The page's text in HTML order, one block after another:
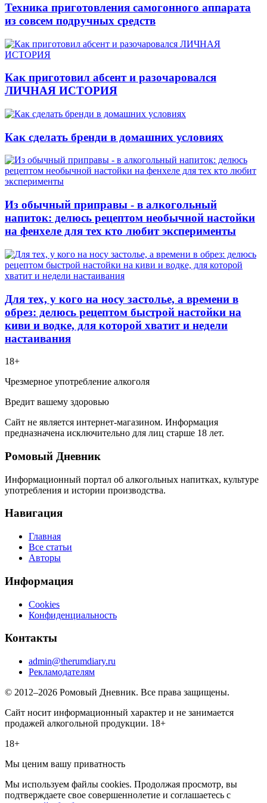
Техника приготовления самогонного аппарата
из совсем подручных средств
Как приготовил абсент и разочаровался
ЛИЧНАЯ ИСТОРИЯ
Как сделать бренди в домашних условиях
Из обычный приправы - в алкогольный
напиток: делюсь рецептом необычной настойки
на фенхеле для тех кто любит эксперименты
Для тех, у кого на носу застолье, а времени в
обрез: делюсь рецептом быстрой настойки на
киви и водке, для которой хватит и недели
настаивания
18+
Чрезмерное употребление алкоголя
Вредит вашему здоровью
Сайт не является интернет-магазином. Информация
предназначена исключительно для лиц старше 18 лет.
Ромовый Дневник
Информационный портал об алкогольных напитках, культуре
употребления и истории производства.
Навигация
Главная
Все статьи
Авторы
Информация
Cookies
Конфиденциальность
Контакты
admin@therumdiary.ru
Рекламодателям
© 2012–2026 Ромовый Дневник. Все права защищены.
Сайт носит информационный характер и не занимается
продажей алкогольной продукции. 18+
18+
Мы ценим вашу приватность
Мы используем файлы cookies. Продолжая просмотр, вы
подтверждаете свое совершеннолетие и соглашаетесь с